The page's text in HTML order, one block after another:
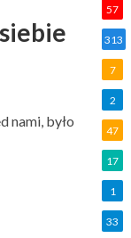
nami, było
57
313
7
2
47
17
1
33